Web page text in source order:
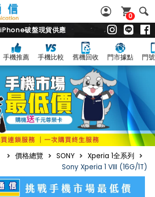
0
破盤現貨供應
手機推薦 手機比較 舊機回收 門市據點 門
價格總覽 SONY
Xperia 1全系列
Sony Xperia 1 VIII (16G/1T)